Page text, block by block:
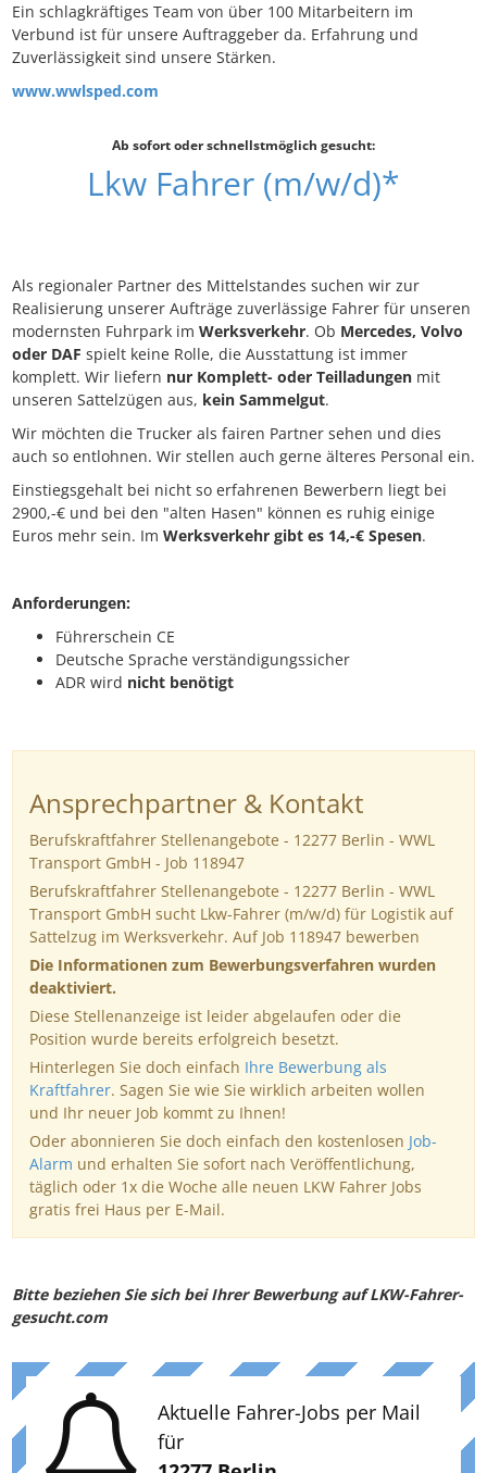
Ein schlagkräftiges Team von über 100 Mitarbeitern im
Verbund ist für unsere Auftraggeber da. Erfahrung und
Zuverlässigkeit sind unsere Stärken.
www.wwlsped.com
Ab sofort oder schnellstmöglich gesucht:
Lkw Fahrer (m/w/d)*
Als regionaler Partner des Mittelstandes suchen wir zur
Realisierung unserer Aufträge zuverlässige Fahrer für unseren
modernsten Fuhrpark im Werksverkehr. Ob Mercedes, Volvo
oder DAF spielt keine Rolle, die Ausstattung ist immer
komplett. Wir liefern nur Komplett- oder Teilladungen mit
unseren Sattelzügen aus, kein Sammelgut.
Wir möchten die Trucker als fairen Partner sehen und dies
auch so entlohnen. Wir stellen auch gerne älteres Personal ein.
Einstiegsgehalt bei nicht so erfahrenen Bewerbern liegt bei
2900,-€ und bei den "alten Hasen" können es ruhig einige
Euros mehr sein. Im Werksverkehr gibt es 14,-€ Spesen.
Anforderungen:
Führerschein CE
Deutsche Sprache verständigungssicher
ADR wird nicht benötigt
Ansprechpartner & Kontakt
Berufskraftfahrer Stellenangebote - 12277 Berlin - WWL
Transport GmbH - Job 118947
Berufskraftfahrer Stellenangebote - 12277 Berlin - WWL
Transport GmbH sucht Lkw-Fahrer (m/w/d) für Logistik auf
Sattelzug im Werksverkehr. Auf Job 118947 bewerben
Die Informationen zum Bewerbungsverfahren wurden
deaktiviert.
Diese Stellenanzeige ist leider abgelaufen oder die
Position wurde bereits erfolgreich besetzt.
Hinterlegen Sie doch einfach Ihre Bewerbung als
Kraftfahrer. Sagen Sie wie Sie wirklich arbeiten wollen
und Ihr neuer Job kommt zu Ihnen!
Oder abonnieren Sie doch einfach den kostenlosen Job-
Alarm und erhalten Sie sofort nach Veröffentlichung,
täglich oder 1x die Woche alle neuen LKW Fahrer Jobs
gratis frei Haus per E-Mail.
Bitte beziehen Sie sich bei Ihrer Bewerbung auf LKW-Fahrer-
gesucht.com
Aktuelle Fahrer-Jobs per Mail
für